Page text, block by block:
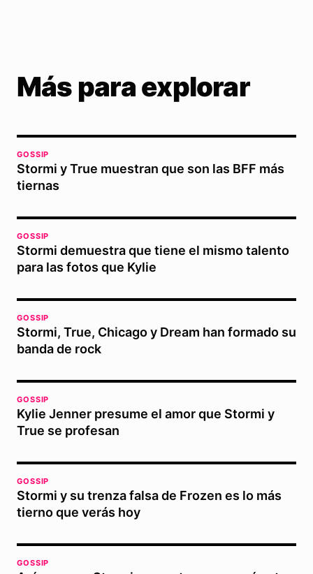
Más para explorar
GOSSIP
Stormi y True muestran que son las BFF más
tiernas
GOSSIP
Stormi demuestra que tiene el mismo talento
para las fotos que Kylie
GOSSIP
Stormi, True, Chicago y Dream han formado su
banda de rock
GOSSIP
Kylie Jenner presume el amor que Stormi y
True se profesan
GOSSIP
Stormi y su trenza falsa de Frozen es lo más
tierno que verás hoy
GOSSIP